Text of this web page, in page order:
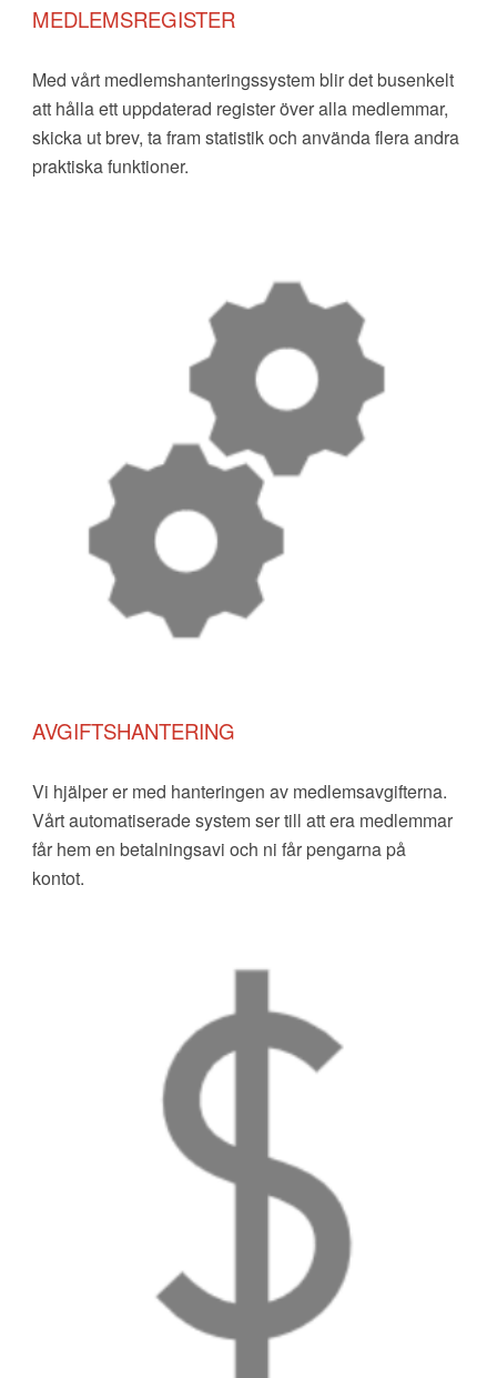
MEDLEMSREGISTER
Med vårt medlemshanteringssystemblir det busenkelt
att hålla ett uppdaterad register över alla medlemmar,
skicka ut brev, ta fram statistikoch använda flera andra
praktiska funktioner.
AVGIFTSHANTERING
Vi hjälper er med hanteringen av medlemsavgifterna.
Vårt automatiserade system ser till att era medlemmar
får hem en betalningsavi och ni får pengarna på
kontot.